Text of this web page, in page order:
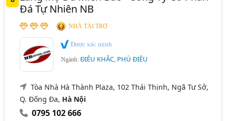
Đá Tự Nhiên NB
NHÀ TÀI TRỢ
Được xác minh
Ngành:ĐIÊU KHẮC, PHÙ ĐIÊU
Tòa Nhà Hà Thành Plaza, 102 Thái Thịnh, Ngã Tư Sở,
Q. Đống Đa, Hà Nội
0795 102 666